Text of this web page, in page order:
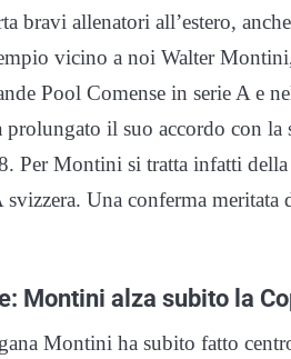
bravi allenatori all’estero,
vicino a noi Walter
Pool Comense in serie A e
il suo accordo con la
Per Montini si tratta infatti
svizzera. Una conferma
Montini alza subito la
Montini ha subito fatto